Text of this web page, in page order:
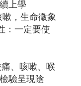
上學
，生命徵象
：一定要使
、咳嗽、喉
驗呈現陰